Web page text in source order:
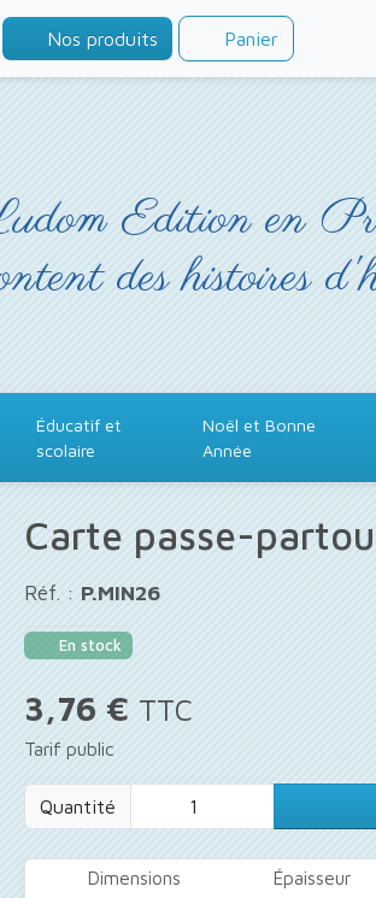
Nos produits Panier
Edition en
des histoires
Éducatif et
scolaire
Noël et Bonne
Année
Carte passe-
Réf. : P.MIN26
En stock
3,76 € TTC
Tarif public
Quantité
Dimensions Épaisseur